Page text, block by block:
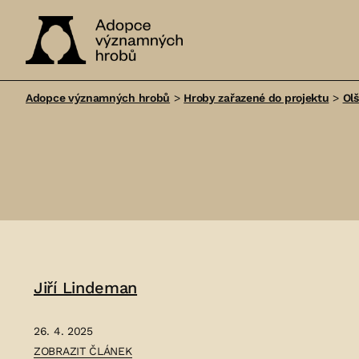
významných
Adopce významných hrobů > Hroby zařazené do projektu >
Jiří Lindeman
26. 4. 2025
ČLÁNEK:
ZOBRAZIT ČLÁNEK